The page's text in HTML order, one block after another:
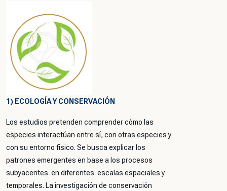
1) ECOLOGÍA Y CONSERVACIÓN
Los estudios pretenden comprender cómo las
especies interactúan entre sí, con otras especies y
con su entorno físico. Se busca explicar los
patrones emergentes en base a los procesos
subyacentes en diferentes escalas espaciales y
temporales. La investigación de conservación